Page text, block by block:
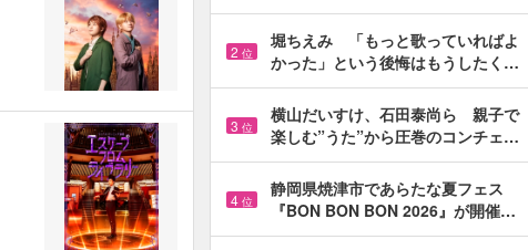
2 位
堀ちえみ 「もっと歌っていればよ
かった」という後悔はもうしたく…
3 位
横山だいすけ、石田泰尚ら 親子で
楽しむ”うた”から圧巻のコンチェ…
4 位
静岡県焼津市であらたな夏フェス
『BON BON BON 2026』が開催…